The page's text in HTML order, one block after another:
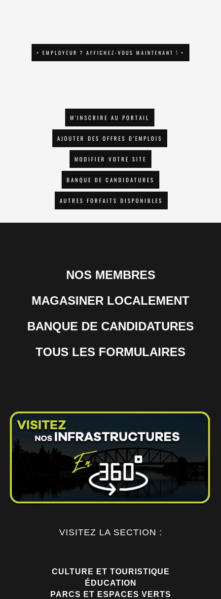
+ EMPLOYEUR ? AFFICHEZ-VOUS MAINTENANT ! +
M'INSCRIRE AU PORTAIL
AJOUTER DES OFFRES D'EMPLOIS
MODIFIER VOTRE SITE
BANQUE DE CANDIDATURES
AUTRES FORFAITS DISPONIBLES
NOS MEMBRES
MAGASINER LOCALEMENT
BANQUE DE CANDIDATURES
TOUS LES FORMULAIRES
VISITEZ LA SECTION :
CULTURE ET TOURISTIQUE
ÉDUCATION
PARCS ET ESPACES VERTS